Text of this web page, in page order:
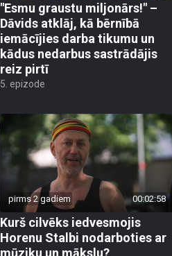
"Esmu graustu miljonārs!" –
Dāvids atklāj, kā bērnībā
iemācījies darba tikumu un
kādus nedarbus sastrādājis
reiz pirtī
5. epizode
pirms 2 gadiem 00:02:58
Kurš cilvēks iedvesmojis
Horenu Stalbi nodarboties ar
mūziku un mākslu?